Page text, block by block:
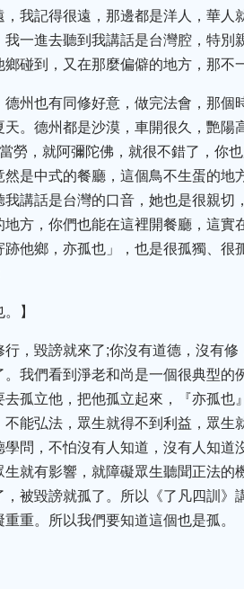
我記得很遠，那邊都是洋人，華
一進去聽到我講話是台灣腔，特別
碰到，又在那麼偏僻的地方，那不
州也有同修好意，做完法會，那個
。德州都是沙漠，車開很久，艷陽
勞，就阿彌陀佛，就很不錯了，你
是中式的餐廳，這個鳥不生蛋的
講話是台灣的口音，她也是很親切
方，你們也能在這裡開餐廳，這實
他鄉，亦孤也」，也是很孤獨、很
】
，毀謗就來了;你沒有道德，沒有
我們看到淨老和尚是一個很典型的
孤立他，把他孤立起來，『亦孤也
能弘法，眾生就得不到利益，眾生
問，不怕沒有人知道，沒有人知道
就有影響，就障礙眾生聽聞正法的
被毀謗就孤了。所以《了凡四訓
重。所以我們要知道這個也是孤。